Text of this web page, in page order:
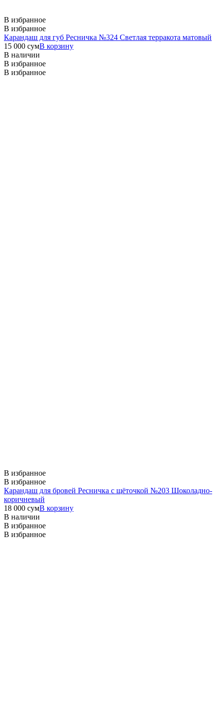
В избранное
В избранное
Карандаш для губ Ресничка №324 Светлая терракота матовый
15 000 сумВ корзину
В наличии
В избранное
В избранное
В избранное
В избранное
Карандаш для бровей Ресничка с щёточкой №203 Шоколадно-
коричневый
18 000 сумВ корзину
В наличии
В избранное
В избранное